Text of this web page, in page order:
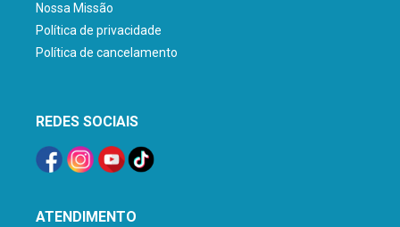
Nossa Missão
Política de privacidade
Política de cancelamento
REDES SOCIAIS
ATENDIMENTO